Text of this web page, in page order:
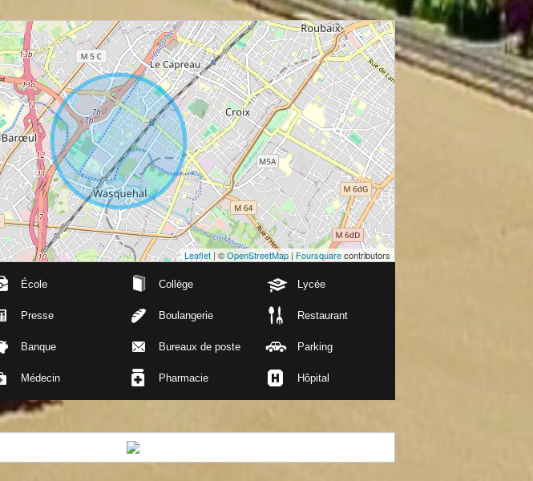
Leaflet | ©OpenStreetMap |Foursquarecontributors
École Collège Lycée
Presse Boulangerie Restaurant
Banque Bureaux de poste Parking
Médecin Pharmacie Hôpital